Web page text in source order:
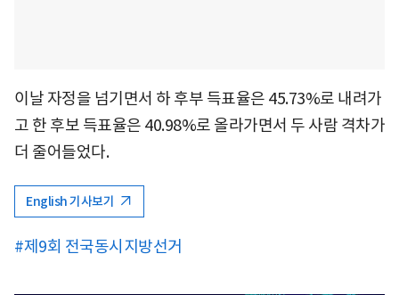
이날 자정을 넘기면서 하 후부 득표율은 45.73%로 내려가
고 한 후보 득표율은 40.98%로 올라가면서 두 사람 격차가
더 줄어들었다.
English 기사보기
#제9회 전국동시지방선거